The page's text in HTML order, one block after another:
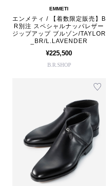
EMMETI
エンメティ / 【着数限定販売】B
R別注 スペシャルナッパレザー
ジップアップ ブルゾン/TAYLOR
_BR/L.LAVENDER
¥225,500
B.R.SHOP